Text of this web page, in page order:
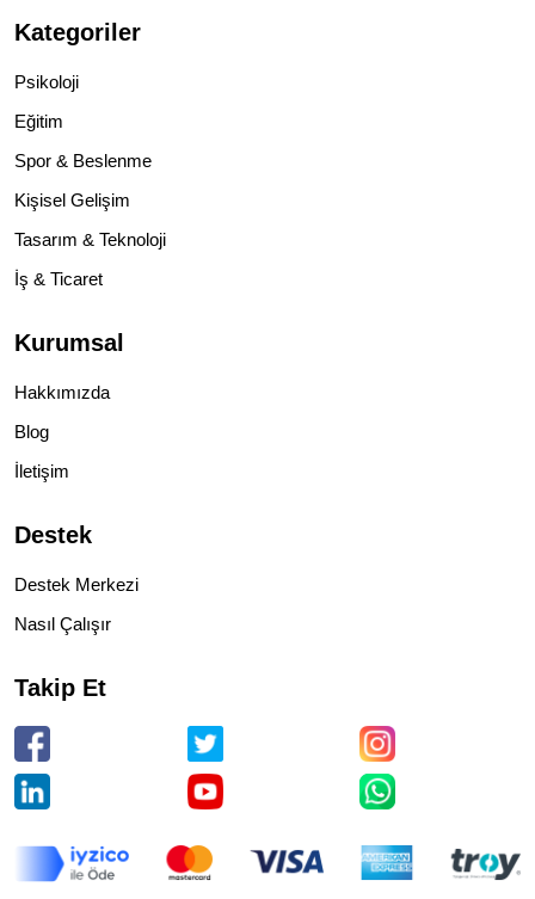
Kategoriler
Psikoloji
Eğitim
Spor & Beslenme
Kişisel Gelişim
Tasarım & Teknoloji
İş & Ticaret
Kurumsal
Hakkımızda
Blog
İletişim
Destek
Destek Merkezi
Nasıl Çalışır
Takip Et